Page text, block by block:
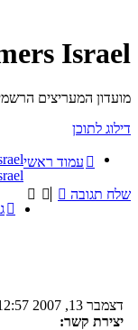
Israel
מועדון המעריצים
דילוג לתוכן
עמוד ראשי
שלח תגובה
דצמבר 13, 2007 12:57 pm
יצירת קשר: